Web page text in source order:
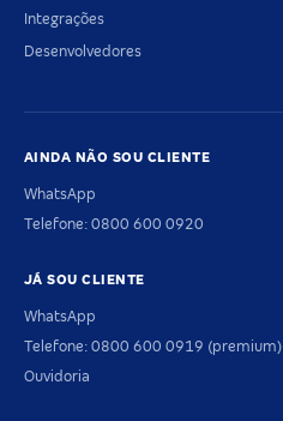
Integrações
Desenvolvedores
AINDA NÃO SOU CLIENTE
WhatsApp
Telefone: 0800 600 0920
JÁ SOU CLIENTE
WhatsApp
Telefone: 0800 600 0919 (premium)
Ouvidoria